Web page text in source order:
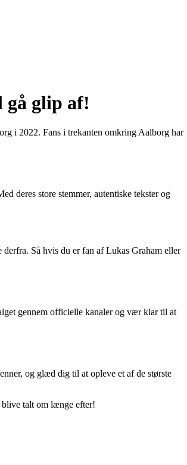
gå glip af!
i 2022. Fans i trekanten omkring Aalborg har
deres store stemmer, autentiske tekster og
Så hvis du er fan af Lukas Graham eller
gennem officielle kanaler og vær klar til at
og glæd dig til at opleve et af de største
talt om længe efter!